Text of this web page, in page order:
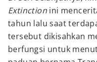
Extinction ini
tahun lalu saat
tersebut dikisahkan
berfungsi untuk